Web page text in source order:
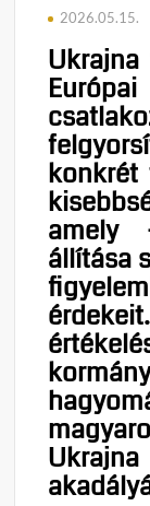
2026.05.15.
amely
állítása